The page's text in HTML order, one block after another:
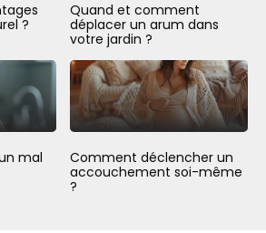
?
Quand et comment
déplacer un arum dans
votre jardin ?
mal
Comment déclencher un
accouchement soi-même
?